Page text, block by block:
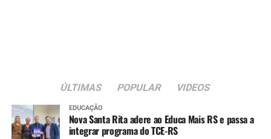
ÚLTIMAS POPULAR VIDEOS
EDUCAÇÃO
Nova Santa Rita adere ao Educa Mais RS e passa a
integrar programa do TCE-RS